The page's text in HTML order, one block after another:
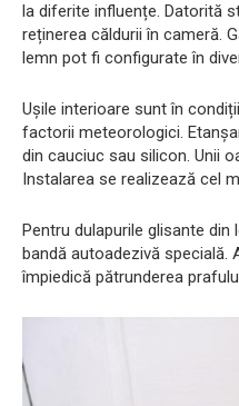
la diferite influențe. Datorită
reținerea căldurii în cameră.
lemn pot fi configurate în
Ușile interioare sunt în
factorii meteorologici.
din cauciuc sau silicon. Unii
Instalarea se realizează cel
Pentru dulapurile glisante
bandă autoadezivă specială.
împiedică pătrunderea